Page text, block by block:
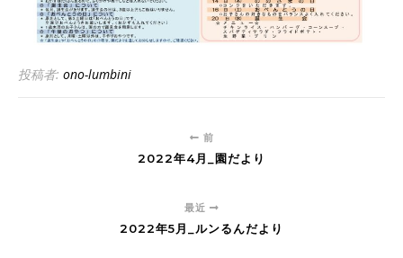
投稿者: ono-lumbini
前
2022年4月_園だより
最近
2022年5月_ルンるんだより